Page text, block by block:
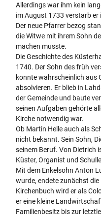
Allerdings war ihm kein
im August 1733 verstarb
Der neue Pfarrer bezog
die Witwe mit ihrem Sohn
machen musste.
Die Geschichte des
1740. Der Sohn des früh
konnte wahrscheinlich aus
absolvieren. Er blieb in
der Gemeinde und baute
seinen Aufgaben gehörte
Kirche notwendig war.
Ob Martin Helle auch als
nicht bekannt. Sein Sohn,
seinem Beruf. Von Dietrich
Küster, Organist und
Mit dem Enkelsohn Anton
wurde, endete zunächst
Kirchenbuch wird er als
er eine kleine
Familienbesitz bis zur